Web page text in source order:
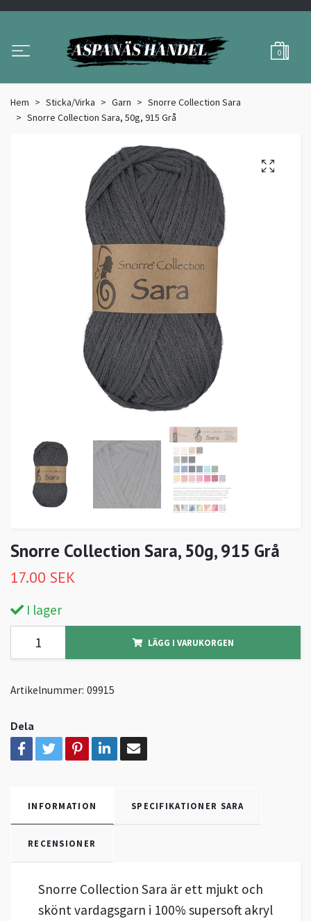
0
Hem Sticka/Virka Garn
Snorre Collection Sara
Snorre Collection Sara, 50g, 915 Grå
Snorre Collection Sara, 50g, 915 Grå
17.00 SEK
I lager
LÄGG I VARUKORGEN
Artikelnummer: 09915
Dela
INFORMATION SPECIFIKATIONER SARA
RECENSIONER
Snorre Collection Sara är ett mjukt och
skönt vardagsgarn i 100% supersoft akryl